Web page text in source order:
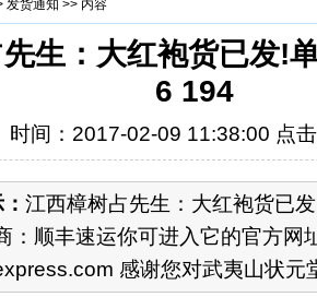
发货通知 >> 内容
生：大红袍货已发!
6 194
时间：2017-02-09 11:38:00 点
江西樟树占先生：大红袍货已
：顺丰速运你可进入它的官方网
感谢您对武夷山状元